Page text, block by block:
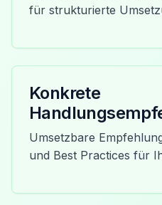
für strukturierte
Konkrete
Umsetzbare
und Best Practices für